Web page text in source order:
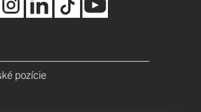
pozície